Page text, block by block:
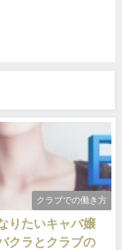
クラブでの働き方
りたいキャバ嬢
クラとクラブの